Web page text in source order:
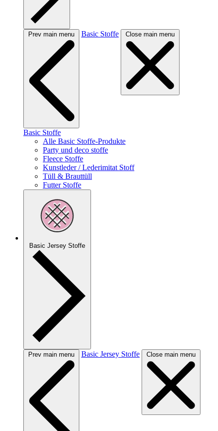
Prev main menu Basic Stoffe Close main menu
Basic Stoffe
Alle Basic Stoffe-Produkte
Party und deco stoffe
Fleece Stoffe
Kunstleder / Lederimitat Stoff
Tüll & Brauttüll
Futter Stoffe
Basic Jersey Stoffe
Prev main menu Basic Jersey Stoffe Close main menu